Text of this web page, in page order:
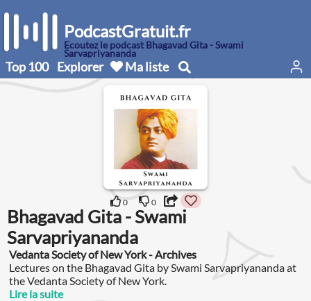
PodcastGratuit.fr
Écoutez le podcast Bhagavad Gita - Swami
Sarvapriyananda
Top 100 Explorer Ma liste
0 0
Bhagavad Gita - Swami
Sarvapriyananda
Vedanta Society of New York - Archives
Lectures on the Bhagavad Gita by Swami Sarvapriyananda at
the Vedanta Society of New York.
Lire la suite